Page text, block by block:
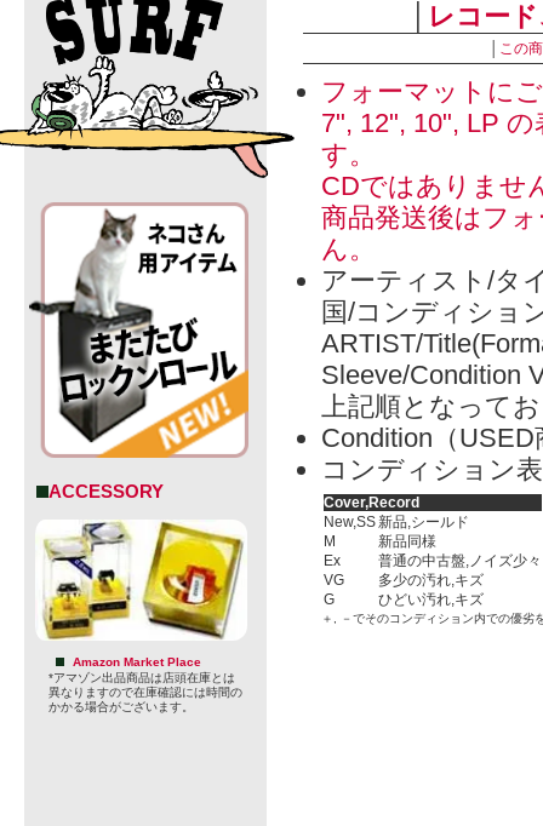
ACCESSORY
Amazon Market Place
*アマゾン出品商品は店頭在庫とは
異なりますので在庫確認には時間の
かかる場合がございます。
レコー
この
フォーマットに
7", 12", 10", LP
す。
CDではありませ
商品発送後はフ
ん。
アーティスト/タ
国/コンディショ
ARTIST/
Sleeve/Condition
上記順となって
Condition（
コンディション
Cover,Record
New,SS新品,シールド
M
新品同様
Ex
普通の中古盤,ノイズ少々
VG
多少の汚れ,キズ
G
ひどい汚れ,キズ
＋, －でそのコンディション内での優劣